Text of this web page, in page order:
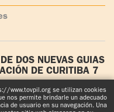
DOS NUEVAS GUÍAS
DE CURITIBA 7
www.tovpil.org se utilizan cookies
nos permite brindarle un adecuado
de usuario en su navegación. Una